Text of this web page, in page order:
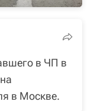
в ЧП в
в Москве.